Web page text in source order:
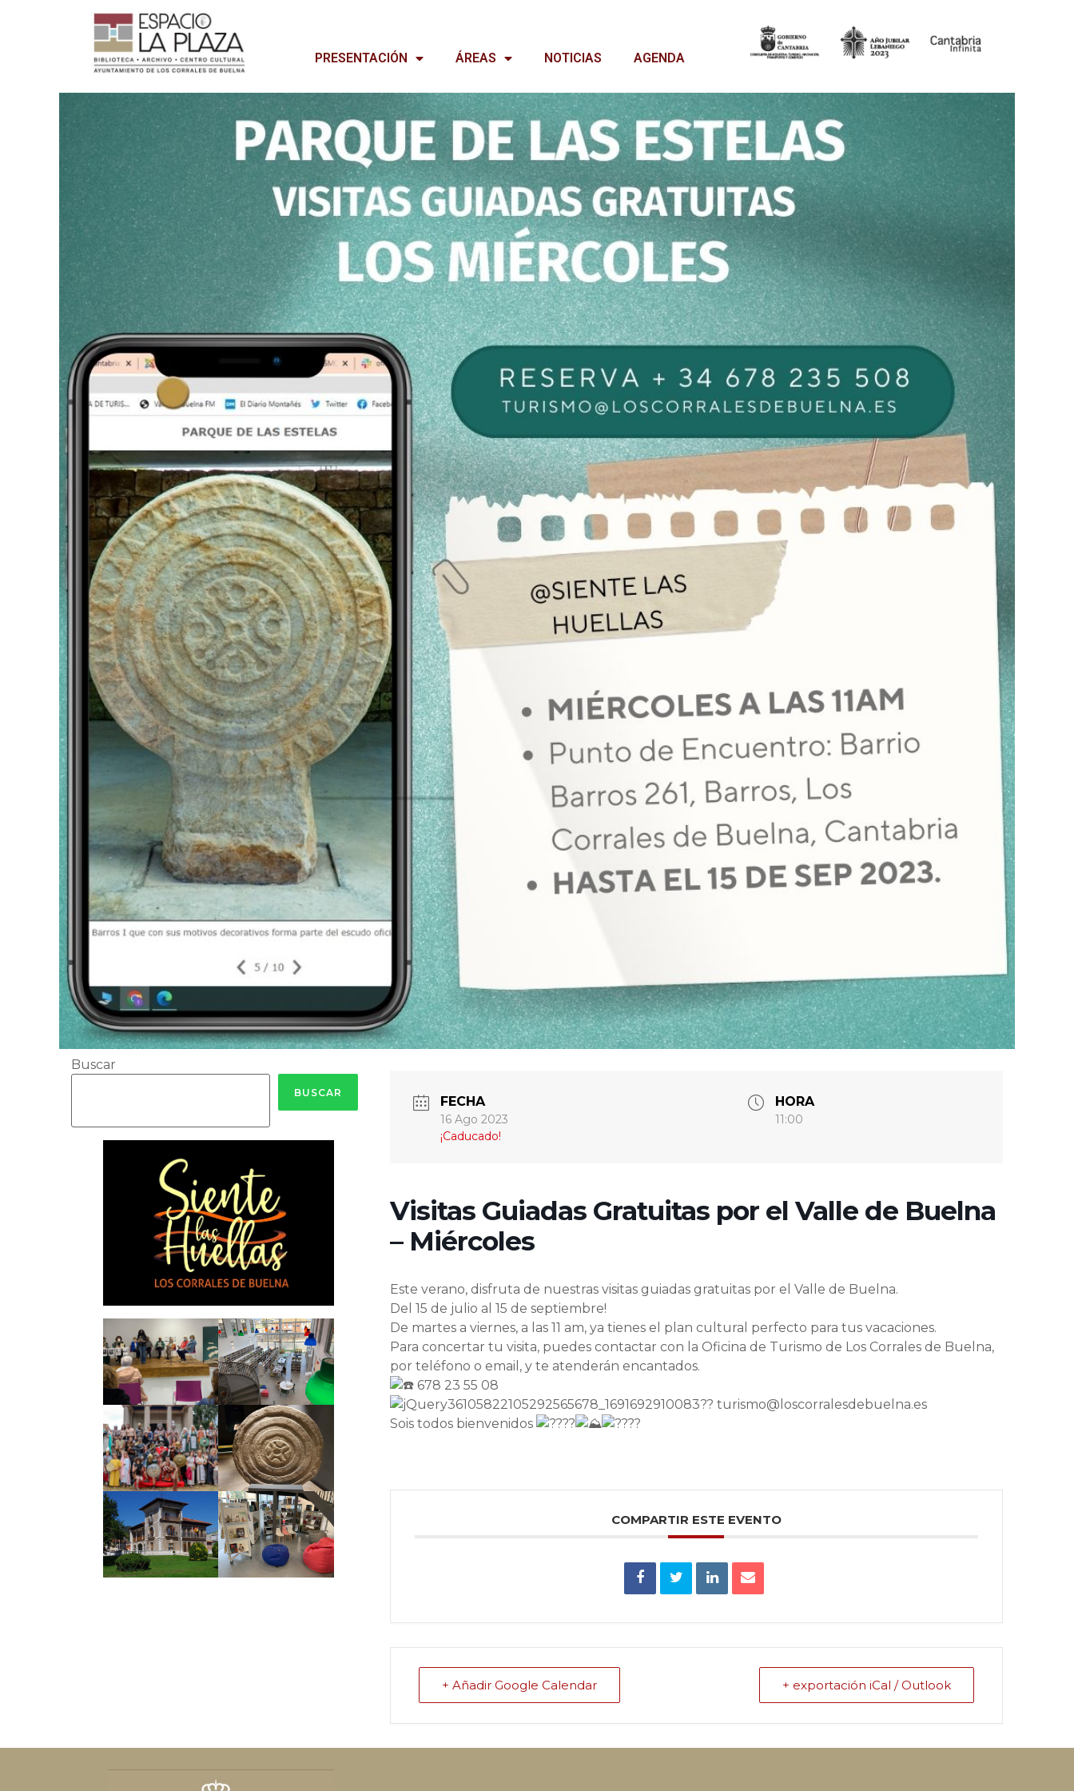
PRESENTACIÓN ÁREAS NOTICIAS AGENDA
Buscar
BUSCAR
FECHA
16 Ago 2023
¡Caducado!
HORA
11:00
Visitas Guiadas Gratuitas por el Valle de Buelna
– Miércoles
Este verano, disfruta de nuestras visitas guiadas gratuitas por el Valle de Buelna.
Del 15 de julio al 15 de septiembre!
De martes a viernes, a las 11 am, ya tienes el plan cultural perfecto para tus vacaciones.
Para concertar tu visita, puedes contactar con la Oficina de Turismo de Los Corrales de Buelna,
por teléfono o email, y te atenderán encantados.
678 23 55 08
turismo@loscorralesdebuelna.es
Sois todos bienvenidos
COMPARTIR ESTE EVENTO
+ Añadir Google Calendar + exportación iCal / Outlook